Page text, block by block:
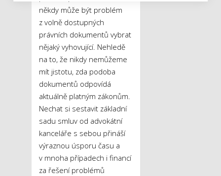
někdy může být problém
z volně dostupných
právních dokumentů vybrat
nějaký vyhovující. Nehledě
na to, že nikdy nemůžeme
mít jistotu, zda podoba
dokumentů odpovídá
aktuálně platným zákonům.
Nechat si sestavit základní
sadu smluv od advokátní
kanceláře s sebou přináší
výraznou úsporu času a
v mnoha případech i financí
za řešení problémů